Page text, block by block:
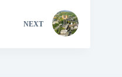
NEXT